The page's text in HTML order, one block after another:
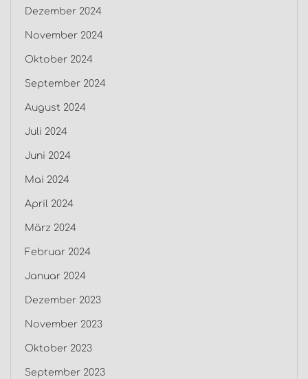
Dezember 2024
November 2024
Oktober 2024
September 2024
August 2024
Juli 2024
Juni 2024
Mai 2024
April 2024
März 2024
Februar 2024
Januar 2024
Dezember 2023
November 2023
Oktober 2023
September 2023